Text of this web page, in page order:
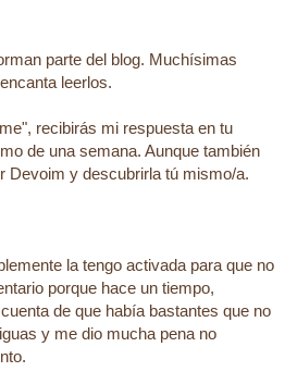
parte del blog. Muchísimas
leerlos.
recibirás mi respuesta en tu
de una semana. Aunque también
Devoim y descubrirla tú mismo/a.
la tengo activada para que no
porque hace un tiempo,
de que había bastantes que no
y me dio mucha pena no